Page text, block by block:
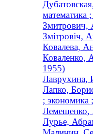
математика
Змитрович,
Змітровіч,
Ковалева,
Коваленко,
1955)
Лаврухина,
Лапко,
; экономика
Лемещенко,
Лурье,